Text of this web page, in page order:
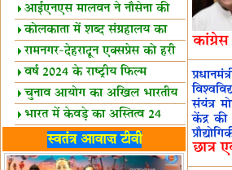
साझेदारियां
आईएनएस मालवन ने नौसेना की
ताकत बढ़ाई
कोलकाता में शब्द संग्रहालय का
उद्घाटन
रामनगर-देहरादून एक्सप्रेस को हरी
झंडीवर्ष 2024 के राष्ट्रीय फिल्म
पुरस्कारों की घोषणा
चुनाव आयोग का अखिल भारतीय
मीडिया सम्मेलन
भारत में केवड़े का अस्तित्‍व 24
लाख वर्ष!
लखनऊ में 'एक राष्ट्र एक चुनाव'
पर बैठक
विधानमंडल लोकतंत्र की पाठशाला
स्वतंत्र आवाज़ टीवी
संयंत्र
केंद्र की
छात्र